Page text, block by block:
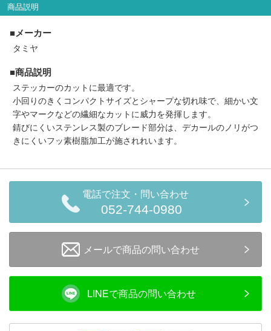
セール商品
走行エリア別 鉄道模型車両リスト
北海道・東北 関東
中国・四国 九州・沖縄
鉄道模型の情報
メルマガ登録 LINEお友達登録
商品説明
■メーカー
タミヤ
■商品説明
ステッカーのカットに最適です。
小回りのきくコンパクトサイズとシャープな切れ味で、細かい文
字やマークなどの繊細なカットに威力を発揮します。
錆びにくいステンレス製のブレード部分は、デカールのノリがつ
きにくいフッ素樹脂加工が施されれいます。
電話で注文・問い合わせ
052-744-0980
メールで商品の問い合わせ
LINEで商品の問い合わせ